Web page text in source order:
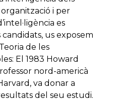
organització i per
es
us exposem
de les
El 1983 Howard
nord-americà
va donar a
del seu estudi.